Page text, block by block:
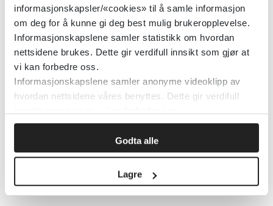
informasjonskapsler/«cookies» til å samle informasjon
om deg for å kunne gi deg best mulig brukeropplevelse.
Informasjonskapslene samler statistikk om hvordan
nettsidene brukes. Dette gir verdifull innsikt som gjør at
vi kan forbedre oss.
Informasjonskapslene samler anonyme videoklipp av
hvordan nettsidene våres benyttes. Dette gir verdifull
Godta alle
Lagre
Flyktning.net
Detaljer
Bruk av tilskuddsmidler til
etablering og utvikling av
mestringstilbud
Helsedirektoratet